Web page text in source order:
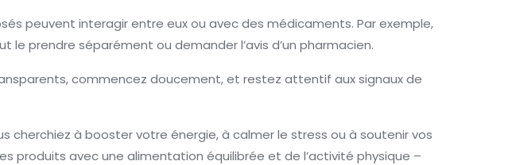
peuvent interagir entre eux ou avec des médicaments. Par exemple,
prendre séparément ou demander l’avis d’un pharmacien.
commencez doucement, et restez attentif aux signaux de
cherchiez à booster votre énergie, à calmer le stress ou à soutenir vos
produits avec une alimentation équilibrée et de l’activité physique –